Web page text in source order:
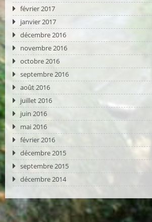
février 2017
janvier 2017
décembre 2016
novembre 2016
octobre 2016
septembre 2016
août 2016
juillet 2016
juin 2016
mai 2016
février 2016
décembre 2015
septembre 2015
décembre 2014